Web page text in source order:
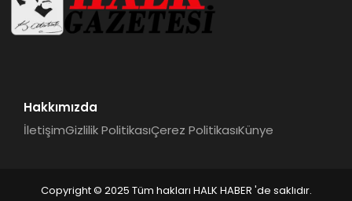
Hakkımızda
İletişimGizlilik PolitikasıÇerez PolitikasıKünye
Copyright © 2025 Tüm hakları HALK HABER 'de saklıdır.